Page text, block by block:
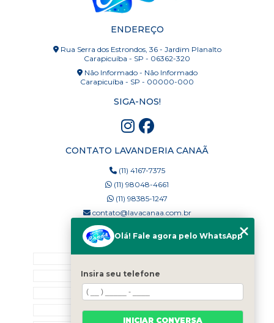
ENDEREÇO
Rua Serra dos Estrondos, 36 - Jardim Planalto
Carapicuíba - SP - 06362-320
Não Informado - Não Informado
Carapicuíba - SP - 00000-000
SIGA-NOS!
CONTATO LAVANDERIA CANAÃ
(11) 4167-7375
(11) 98048-4661
(11) 98385-1247
contato@lavacanaa.com.br
MENU
Quem Somos
Blog
Serviços
Olá! Fale agora pelo WhatsApp
Insira seu telefone
INICIAR CONVERSA